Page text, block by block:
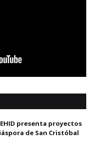
presenta proyectos
de San Cristóbal